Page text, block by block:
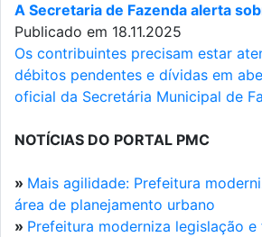
A Secretaria de Fazenda alerta
Publicado em 18.11.2025
Os contribuintes precisam estar
débitos pendentes e dívidas em
oficial da Secretária Municipal de
NOTÍCIAS DO PORTAL PMC
» Mais agilidade: Prefeitura
área de planejamento urbano
» Prefeitura moderniza legislação